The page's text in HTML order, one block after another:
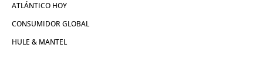
ATLÁNTICO HOY
CONSUMIDOR GLOBAL
HULE & MANTEL